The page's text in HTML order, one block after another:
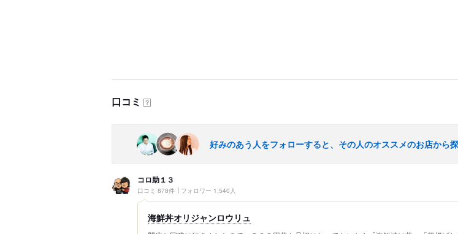
口コミ ？
好みのあう人をフォローすると、その人のオススメのお店から探
コロ助１３
口コミ 878件 フォロワー 1,540人
海鮮丼オリジャンロウリュ